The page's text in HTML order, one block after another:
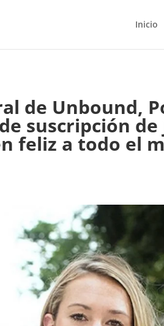
Inicio
de Unbound,
suscripción
feliz a todo el